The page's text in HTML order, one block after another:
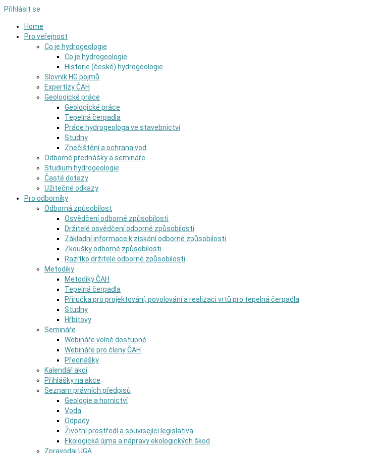
Přihlásit se
Home
Pro veřejnost
Co je hydrogeologie
Co je hydrogeologie
Historie (české) hydrogeologie
Slovník HG pojmů
Expertízy ČAH
Geologické práce
Geologické práce
Tepelná čerpadla
Práce hydrogeologa ve stavebnictví
Studny
Znečištění a ochrana vod
Odborné přednášky a semináře
Studium hydrogeologie
Časté dotazy
Užitečné odkazy
Pro odborníky
Odborná způsobilost
Osvědčení odborné způsobilosti
Držitelé osvědčení odborné způsobilosti
Základní informace k získání odborné způsobilosti
Zkoušky odborné způsobilosti
Razítko držitele odborné způsobilosti
Metodiky
Metodiky ČAH
Tepelná čerpadla
Příručka pro projektování, povolování a realizaci vrtů pro tepelná čerpadla
Studny
Hřbitovy
Semináře
Webináře volně dostupné
Webináře pro členy ČAH
Přednášky
Kalendář akcí
Přihlášky na akce
Seznam právních předpisů
Geologie a hornictví
Voda
Odpady
Životní prostředí a související legislativa
Ekologická újma a nápravy ekologických škod
Zpravodaj UGA